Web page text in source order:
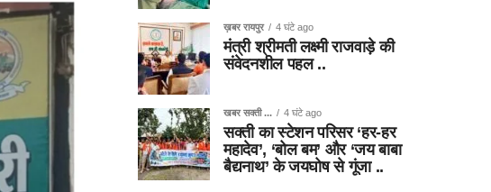
ख़बर रायपुर 4 घंटे ago
मंत्री श्रीमती लक्ष्मी राजवाड़े की
संवेदनशील पहल ..
खबर सक्ती ... 4 घंटे ago
सक्ती का स्टेशन परिसर ‘हर-हर
महादेव’, ‘बोल बम’ और ‘जय बाबा
बैद्यनाथ’ के जयघोष से गूंजा ..